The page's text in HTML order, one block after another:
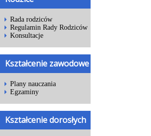
Rada rodziców
Regulamin Rady Rodziców
Konsultacje
Kształcenie zawodowe
Plany nauczania
Egzaminy
Kształcenie dorosłych